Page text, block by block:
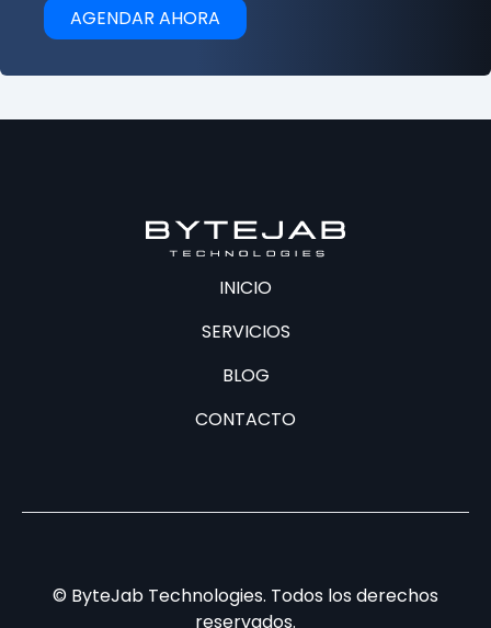
AGENDAR AHORA
INICIO
SERVICIOS
BLOG
CONTACTO
© ByteJab Technologies. Todos los derechos
reservados.